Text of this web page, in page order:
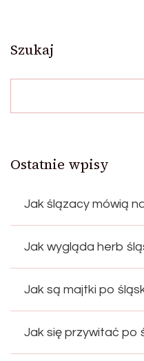
Szukaj
Ostatnie wpisy
Jak ślązacy mówią
Jak wygląda herb
Jak są majtki po
Jak się przywitać po